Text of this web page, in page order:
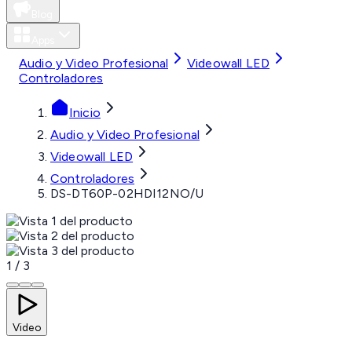
Audio y Video Profesional
Videowall LED
Controladores
Inicio
Audio y Video Profesional
Videowall LED
Controladores
DS-DT60P-02HDI12NO/U
1 / 3
Video